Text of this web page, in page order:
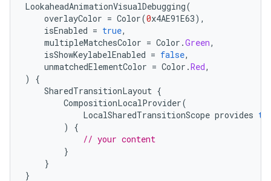
LookaheadAnimationVisualDebugging(
overlayColor = Color(0x4AE91E63),
isEnabled = true,
multipleMatchesColor = Color .Green,
isShowKeylabelEnabled = false,
unmatchedElementColor = Color .Red,
)
{
SharedTransitionLayout {
CompositionLocalProvider(
LocalSharedTransitionScope provides
)
{
// your content
}
}
}